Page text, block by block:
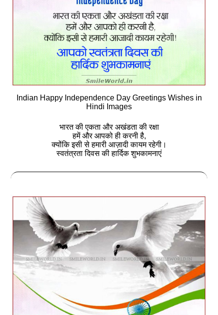
Indian Happy Independence Day Greetings Wishes in
Hindi Images
भारत की एकता और अखंडता की रक्षा
हमें और आपको ही करनी है,
क्योंकि इसी से हमारी आज़ादी कायम रहेगी।
स्वतंत्रता दिवस की हार्दिक शुभकामनाएं